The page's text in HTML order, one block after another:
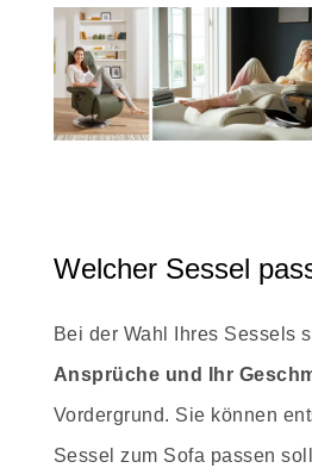
Welcher Sessel
Bei der Wahl Ihres Sessels
Ansprüche und Ihr
Vordergrund. Sie können
Sessel zum Sofa passen